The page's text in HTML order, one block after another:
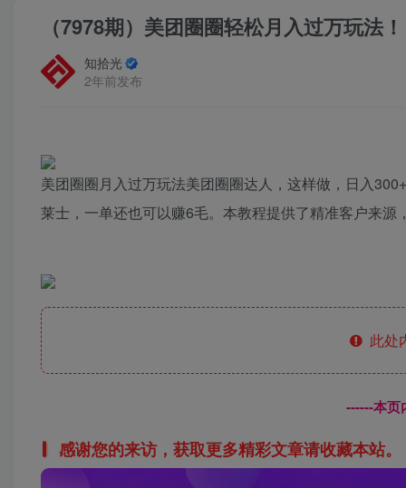
（7978期）美团圈圈轻松月入过万玩法
知拾光
2年前发布
美团圈圈月入过万玩法美团圈圈达人，这样做，日入
莱士，一单还也可以赚6毛。本教程提供了精准客户来
此处
------本页
感谢您的来访，获取更多精彩文章请收藏本站。